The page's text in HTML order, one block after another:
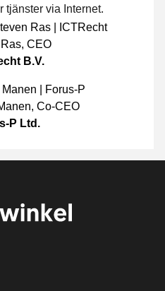
tjänster via Internet.
, CEO
B.V.
, Co-CEO
P Ltd.